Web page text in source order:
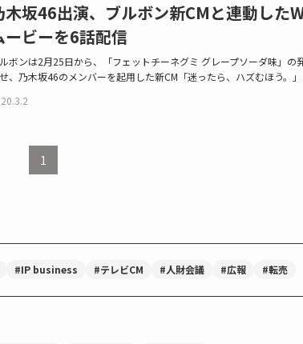
木坂46出演、ブルボン新CMと連動した
ービーを6話配信
ボンは2月25日から、「フェットチーネグミ グレープソーダ味」の
、乃木坂46のメンバーを起用した新CM「迷ったら、ハズむほう。」
1
#IP business #テレビCM #人財会議 #広報 #転売